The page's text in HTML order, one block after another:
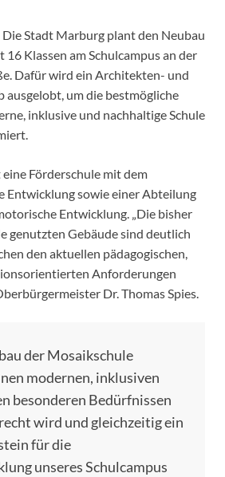
Stadt Marburg plant den Neubau
Klassen am Schulcampus an der
Dafür wird ein Architekten- und
um die bestmögliche
inklusive und nachhaltige Schule
Förderschule mit dem
Entwicklung sowie einer Abteilung
Entwicklung. „Die bisher
genutzten Gebäude sind deutlich
den aktuellen pädagogischen,
Anforderungen
Dr. Thomas Spies.
der Mosaikschule
modernen, inklusiven
besonderen Bedürfnissen
wird und gleichzeitig ein
für die
unseres Schulcampus